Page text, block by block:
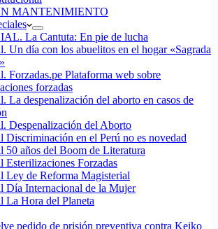
MANTENIMIENTO
La Cantuta: En pie de lucha
Un día con los abuelitos en el hogar «Sagrada
Forzadas.pe Plataforma web sobre
forzadas
La despenalización del aborto en casos de
Despenalización del Aborto
Discriminación en el Perú no es novedad
50 años del Boom de Literatura
Esterilizaciones Forzadas
Ley de Reforma Magisterial
Día Internacional de la Mujer
La Hora del Planeta
pedido de prisión preventiva contra Keiko